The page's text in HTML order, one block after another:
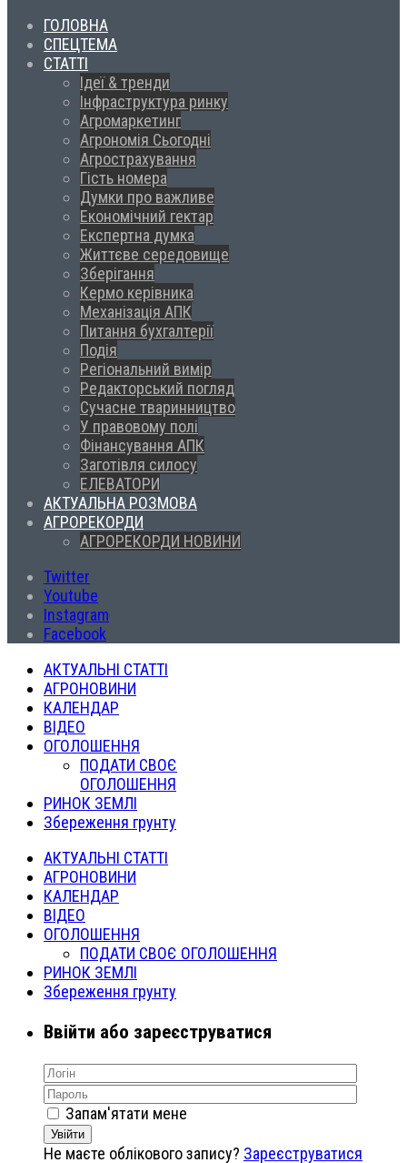
ГОЛОВНА
СПЕЦТЕМА
СТАТТІ
Ідеї & тренди
Інфраструктура ринку
Агромаркетинг
Агрономія Сьогодні
Агрострахування
Гість номера
Думки про важливе
Економічний гектар
Експертна думка
Життєве середовище
Зберігання
Кермо керівника
Механізація АПК
Питання бухгалтерії
Подія
Регіональний вимір
Редакторський погляд
Сучасне тваринництво
У правовому полі
Фінансування АПК
Заготівля силосу
ЕЛЕВАТОРИ
АКТУАЛЬНА РОЗМОВА
АГРОРЕКОРДИ
АГРОРЕКОРДИ НОВИНИ
Twitter
Youtube
Instagram
Facebook
АКТУАЛЬНІ СТАТТІ
АГРОНОВИНИ
КАЛЕНДАР
ВІДЕО
ОГОЛОШЕННЯ
ПОДАТИ СВОЄ
ОГОЛОШЕННЯ
РИНОК ЗЕМЛІ
Збереження грунту
АКТУАЛЬНІ СТАТТІ
АГРОНОВИНИ
КАЛЕНДАР
ВІДЕО
ОГОЛОШЕННЯ
ПОДАТИ СВОЄ ОГОЛОШЕННЯ
РИНОК ЗЕМЛІ
Збереження грунту
Ввійти або зареєструватися
Запам'ятати мене
Увійти
Не маєте облікового запису? Зареєструватися